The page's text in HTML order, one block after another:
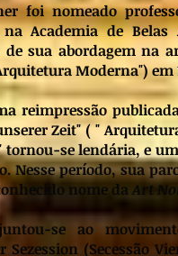
foi nomeado
Academia de
sua abordagem na
Moderna") em
reimpressão
Zeit" ( "
tornou-se lendária, e
Nesse período, sua
nome daArt
se ao
Sezession (Secessão